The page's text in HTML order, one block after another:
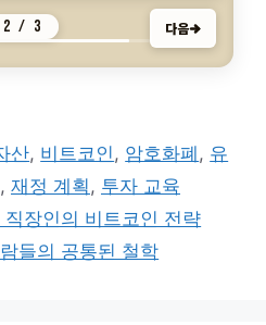
3 / 3 다음
산, 비트코인, 암호화폐 , 유
, 재정 계획, 투자 교육
장인의 비트코인 전략
들의 공통된 철학